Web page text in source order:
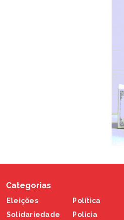
Categorias
Eleições
Solidariedade
Política
Polícia